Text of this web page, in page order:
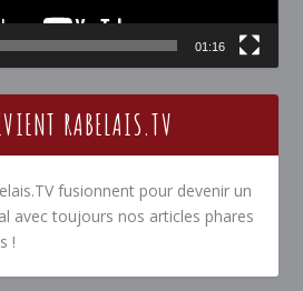
01:16
RABELAIS.TV
fusionnent pour devenir un
avec toujours nos articles phares
!